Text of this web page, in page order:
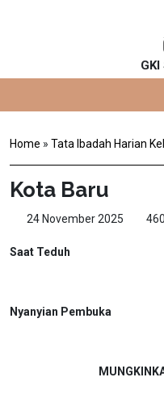
GKI
Home » Tata Ibadah Harian
Kota Baru
24 November 2025 460
Saat Teduh
Nyanyian Pembuka